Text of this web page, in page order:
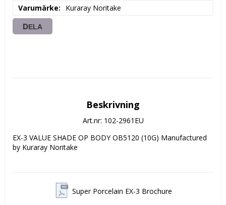
Varumärke Kuraray Noritake
DELA
Beskrivning
Art.nr: 102-2961EU
EX-3 VALUE SHADE OP BODY OB5120 (10G) Manufactured
by Kuraray Noritake
Super Porcelain EX-3 Brochure